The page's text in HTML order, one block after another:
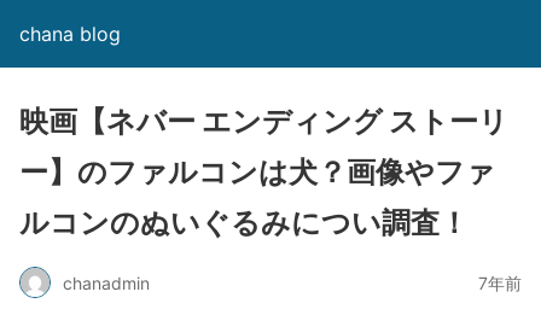
chana blog
映画【ネバー エンディング ストーリ
ー】のファルコンは犬？画像やファ
ルコンのぬいぐるみについ調査！
chanadmin 7年前